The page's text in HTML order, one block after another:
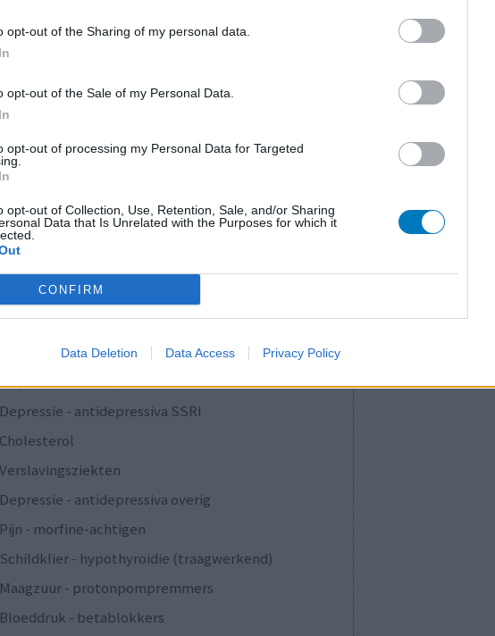
opt-out of the Sharing of my personal data.
opt-out of the Sale of my Personal Data.
opt-out of processing my Personal Data for Targeted
opt-out of Collection, Use, Retention, Sale, and/or Sharing
Data that Is Unrelated with the Purposes for which it
CONFIRM
Data Deletion Data Access Privacy Policy
Effectiviteit
bestrijden.
Altijd
Ook
Ethinylestradiol gelinkt en geen arts die zei
Tot de dag dat ik stopte omdat ik een
1
Anticonceptie - overig
Depressie - antidepressiva SSRI
Depressie - antidepressiva SSRI
Depressie - antidepressiva SSRI
Cholesterol
Verslavingsziekten
Depressie - antidepressiva overig
Pijn - morfine-achtigen
Schildklier - hypothyroidie (traagwerkend)
Maagzuur - protonpompremmers
Bloeddruk - betablokkers